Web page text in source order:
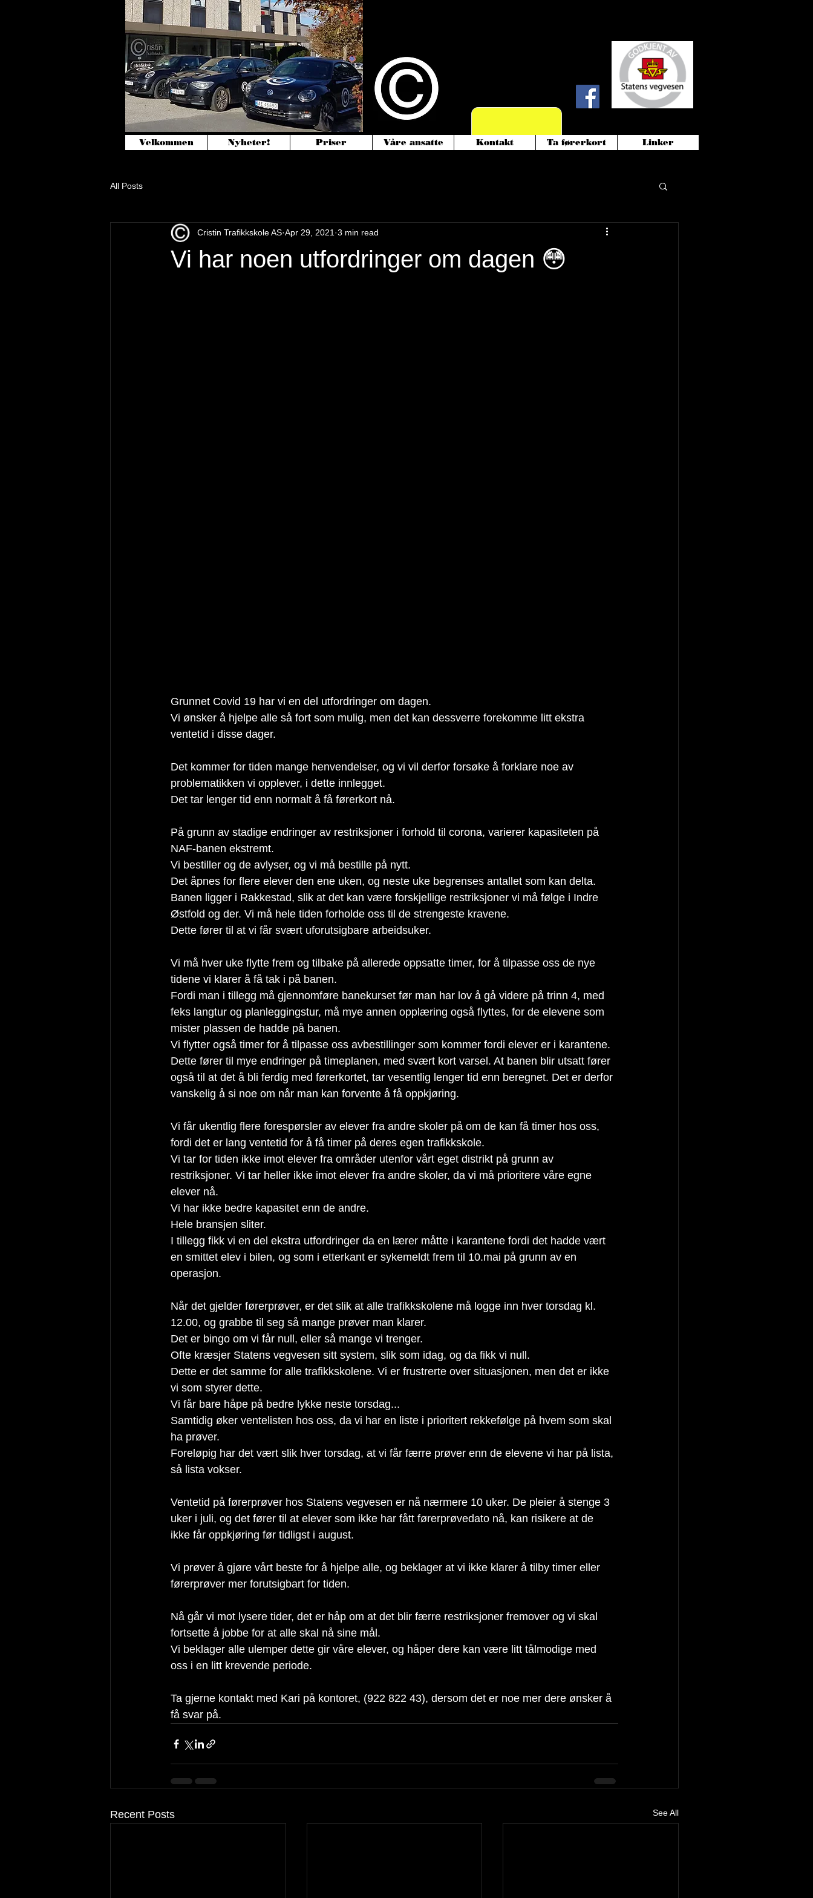
Velkommen Nyheter! Priser Våre ansatte Kontakt Ta førerkort Linker
All Posts
Vi har noen utfordringer om dagen 😳
Cristin Trafikkskole AS Apr 29, 2021 3 min read
Grunnet Covid 19 har vi en del utfordringer om dagen.
Vi ønsker å hjelpe alle så fort som mulig, men det kan dessverre forekomme litt ekstra
ventetid i disse dager.
Det kommer for tiden mange henvendelser, og vi vil derfor forsøke å forklare noe av
problematikken vi opplever, i dette innlegget.
Det tar lenger tid enn normalt å få førerkort nå.
På grunn av stadige endringer av restriksjoner i forhold til corona, varierer kapasiteten på
NAF-banen ekstremt.
Vi bestiller og de avlyser, og vi må bestille på nytt.
Det åpnes for flere elever den ene uken, og neste uke begrenses antallet som kan delta.
Banen ligger i Rakkestad, slik at det kan være forskjellige restriksjoner vi må følge i Indre
Østfold og der. Vi må hele tiden forholde oss til de strengeste kravene.
Dette fører til at vi får svært uforutsigbare arbeidsuker.
Vi må hver uke flytte frem og tilbake på allerede oppsatte timer, for å tilpasse oss de nye
tidene vi klarer å få tak i på banen.
Fordi man i tillegg må gjennomføre banekurset før man har lov å gå videre på trinn 4, med
feks langtur og planleggingstur, må mye annen opplæring også flyttes, for de elevene som
mister plassen de hadde på banen.
Vi flytter også timer for å tilpasse oss avbestillinger som kommer fordi elever er i karantene.
Dette fører til mye endringer på timeplanen, med svært kort varsel. At banen blir utsatt fører
også til at det å bli ferdig med førerkortet, tar vesentlig lenger tid enn beregnet. Det er derfor
vanskelig å si noe om når man kan forvente å få oppkjøring.
Vi får ukentlig flere forespørsler av elever fra andre skoler på om de kan få timer hos oss,
fordi det er lang ventetid for å få timer på deres egen trafikkskole.
Vi tar for tiden ikke imot elever fra områder utenfor vårt eget distrikt på grunn av
restriksjoner. Vi tar heller ikke imot elever fra andre skoler, da vi må prioritere våre egne
elever nå.
Vi har ikke bedre kapasitet enn de andre.
Hele bransjen sliter.
I tillegg fikk vi en del ekstra utfordringer da en lærer måtte i karantene fordi det hadde vært
en smittet elev i bilen, og som i etterkant er sykemeldt frem til 10.mai på grunn av en
operasjon.
Når det gjelder førerprøver, er det slik at alle trafikkskolene må logge inn hver torsdag kl.
12.00, og grabbe til seg så mange prøver man klarer.
Det er bingo om vi får null, eller så mange vi trenger.
Ofte kræsjer Statens vegvesen sitt system, slik som idag, og da fikk vi null.
Dette er det samme for alle trafikkskolene. Vi er frustrerte over situasjonen, men det er ikke
vi som styrer dette.
Vi får bare håpe på bedre lykke neste torsdag...
Samtidig øker ventelisten hos oss, da vi har en liste i prioritert rekkefølge på hvem som skal
ha prøver.
Foreløpig har det vært slik hver torsdag, at vi får færre prøver enn de elevene vi har på lista,
så lista vokser.
Ventetid på førerprøver hos Statens vegvesen er nå nærmere 10 uker. De pleier å stenge 3
uker i juli, og det fører til at elever som ikke har fått førerprøvedato nå, kan risikere at de
ikke får oppkjøring før tidligst i august.
Vi prøver å gjøre vårt beste for å hjelpe alle, og beklager at vi ikke klarer å tilby timer eller
førerprøver mer forutsigbart for tiden.
Nå går vi mot lysere tider, det er håp om at det blir færre restriksjoner fremover og vi skal
fortsette å jobbe for at alle skal nå sine mål.
Vi beklager alle ulemper dette gir våre elever, og håper dere kan være litt tålmodige med
oss i en litt krevende periode.
Ta gjerne kontakt med Kari på kontoret, (922 822 43), dersom det er noe mer dere ønsker å
få svar på.
Recent Posts See All